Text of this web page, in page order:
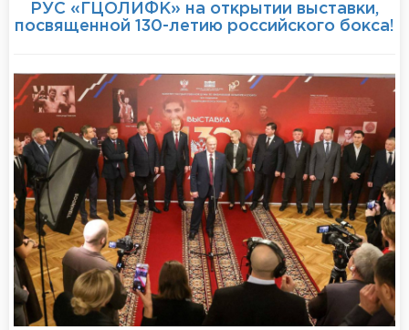
РУС «ГЦОЛИФК» на открытии выставки,
посвященной 130-летию российского бокса!